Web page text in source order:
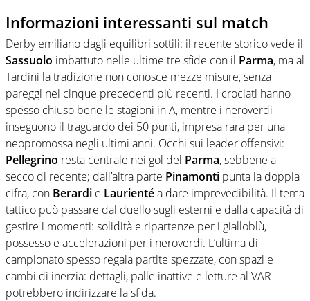
Informazioni interessanti sul match
Derby emiliano dagli equilibri sottili: il recente storico vede il
Sassuolo imbattuto nelle ultime tre sfide con il Parma, ma al
Tardini la tradizione non conosce mezze misure, senza
pareggi nei cinque precedenti più recenti. I crociati hanno
spesso chiuso bene le stagioni in A, mentre i neroverdi
inseguono il traguardo dei 50 punti, impresa rara per una
neopromossa negli ultimi anni. Occhi sui leader offensivi:
Pellegrino resta centrale nei gol del Parma, sebbene a
secco di recente; dall’altra parte Pinamonti punta la doppia
cifra, con Berardi e Laurientéa dare imprevedibilità. Il tema
tattico può passare dal duello sugli esterni e dalla capacità di
gestire i momenti: solidità e ripartenze per i gialloblù,
possesso e accelerazioni per i neroverdi. L’ultima di
campionato spesso regala partite spezzate, con spazi e
cambi di inerzia: dettagli, palle inattive e letture al VAR
potrebbero indirizzare la sfida.